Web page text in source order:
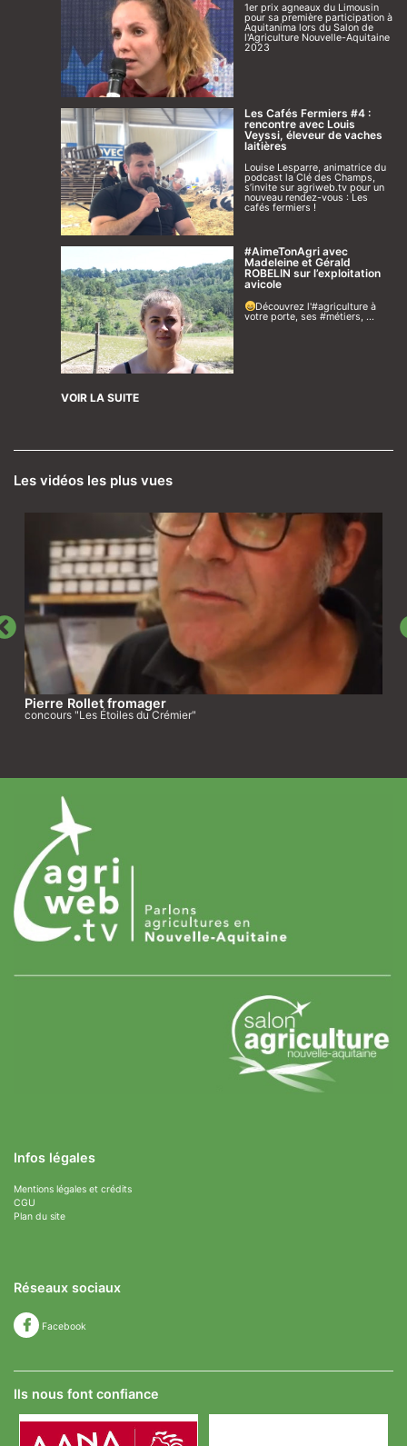
1er prix agneaux du Limousin
pour sa première participation à
Aquitanima lors du Salon de
l'Agriculture Nouvelle-Aquitaine
2023
Les Cafés Fermiers #4 :
rencontre avec Louis
Veyssi, éleveur de vaches
laitières
Louise Lesparre, animatrice du
podcast la Clé des Champs,
s’invite sur agriweb.tv pour un
nouveau rendez-vous : Les
cafés fermiers !
#AimeTonAgri avec
Madeleine et Gérald
ROBELIN sur l’exploitation
avicole
Découvrez l'#agriculture à
votre porte, ses #métiers, ...
VOIR LA SUITE
Les vidéos les plus vues
Pierre Rollet fromager
concours "Les Étoiles du Crémier"
Infos légales
Mentions légales et crédits
CGU
Plan du site
Réseaux sociaux
Facebook
Ils nous font confiance